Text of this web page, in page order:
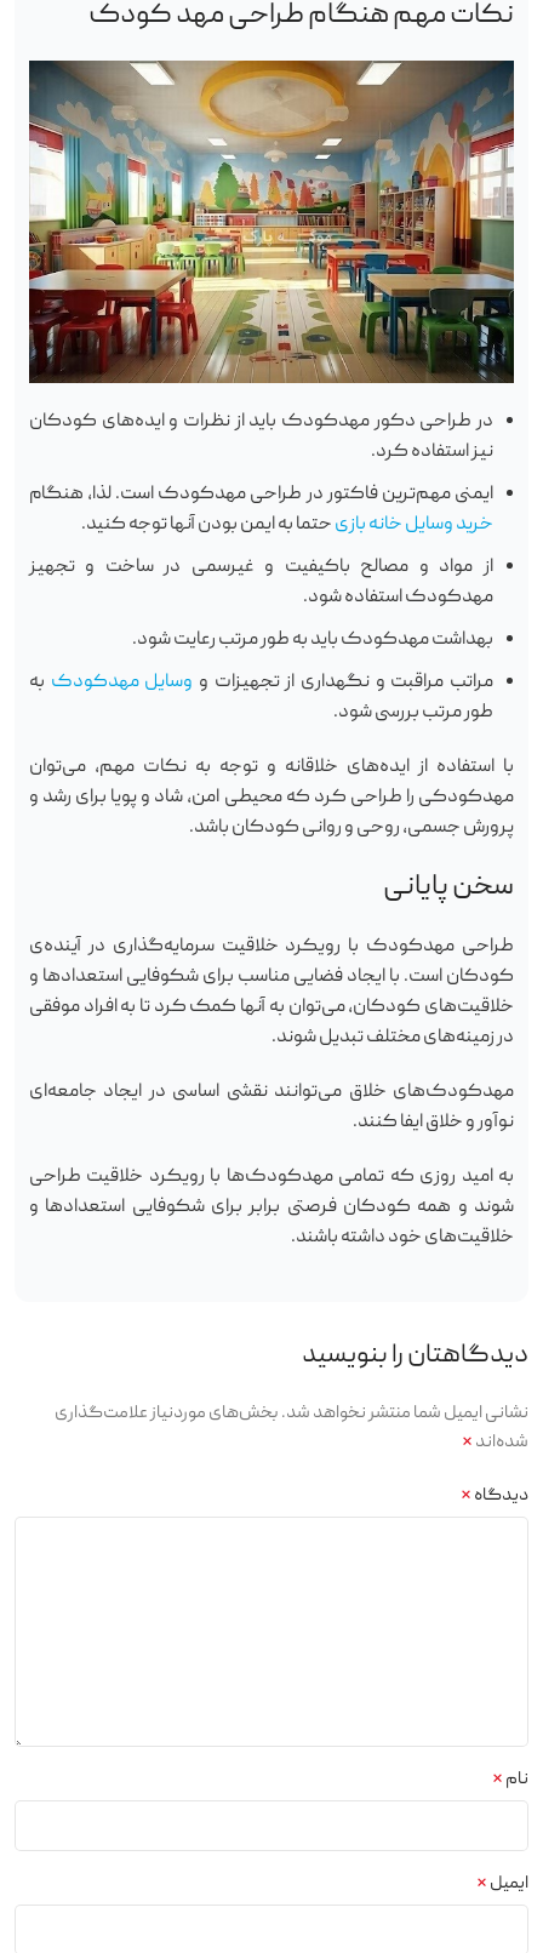
نکات مهم هنگام طراحی مهد کودک
در طراحی دکور مهدکودک باید از نظرات و ایده‌های کودکان
نیز استفاده کرد.
ایمنی مهم‌ترین فاکتور در طراحی مهدکودک است. لذا، هنگام
خرید وسایل خانه بازیحتما به ایمن بودن آنها توجه کنید.
از مواد و مصالح باکیفیت و غیرسمی در ساخت و تجهیز
مهدکودک استفاده شود.
بهداشت مهدکودک باید به طور مرتب رعایت شود.
مراتب مراقبت و نگهداری از تجهیزات و وسایل مهدکودک به
طور مرتب بررسی شود.
با استفاده از ایده‌های خلاقانه و توجه به نکات مهم، می‌توان
مهدکودکی را طراحی کرد که محیطی امن، شاد و پویا برای رشد و
پرورش جسمی، روحی و روانی کودکان باشد.
سخن پایانی
طراحی مهدکودک با رویکرد خلاقیت سرمایه‌گذاری در آینده‌ی
کودکان است. با ایجاد فضایی مناسب برای شکوفایی استعدادها و
خلاقیت‌های کودکان، می‌توان به آنها کمک کرد تا به افراد موفقی
در زمینه‌های مختلف تبدیل شوند.
مهدکودک‌های خلاق می‌توانند نقشی اساسی در ایجاد جامعه‌ای
نوآور و خلاق ایفا کنند.
به امید روزی که تمامی مهدکودک‌ها با رویکرد خلاقیت طراحی
شوند و همه کودکان فرصتی برابر برای شکوفایی استعدادها و
خلاقیت‌های خود داشته باشند.
دیدگاهتان را بنویسید
نشانی ایمیل شما منتشر نخواهد شد.بخش‌های موردنیاز علامت‌گذاری
شده‌اند*
دیدگاه*
نام*
ایمیل*